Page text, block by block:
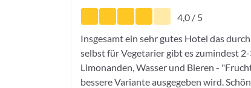
4,0 / 5
Insgesamt ein sehr gutes Hotel das
selbst für Vegetarier gibt es zumindest
Limonanden, Wasser und Bieren -
bessere Variante ausgegeben wird.